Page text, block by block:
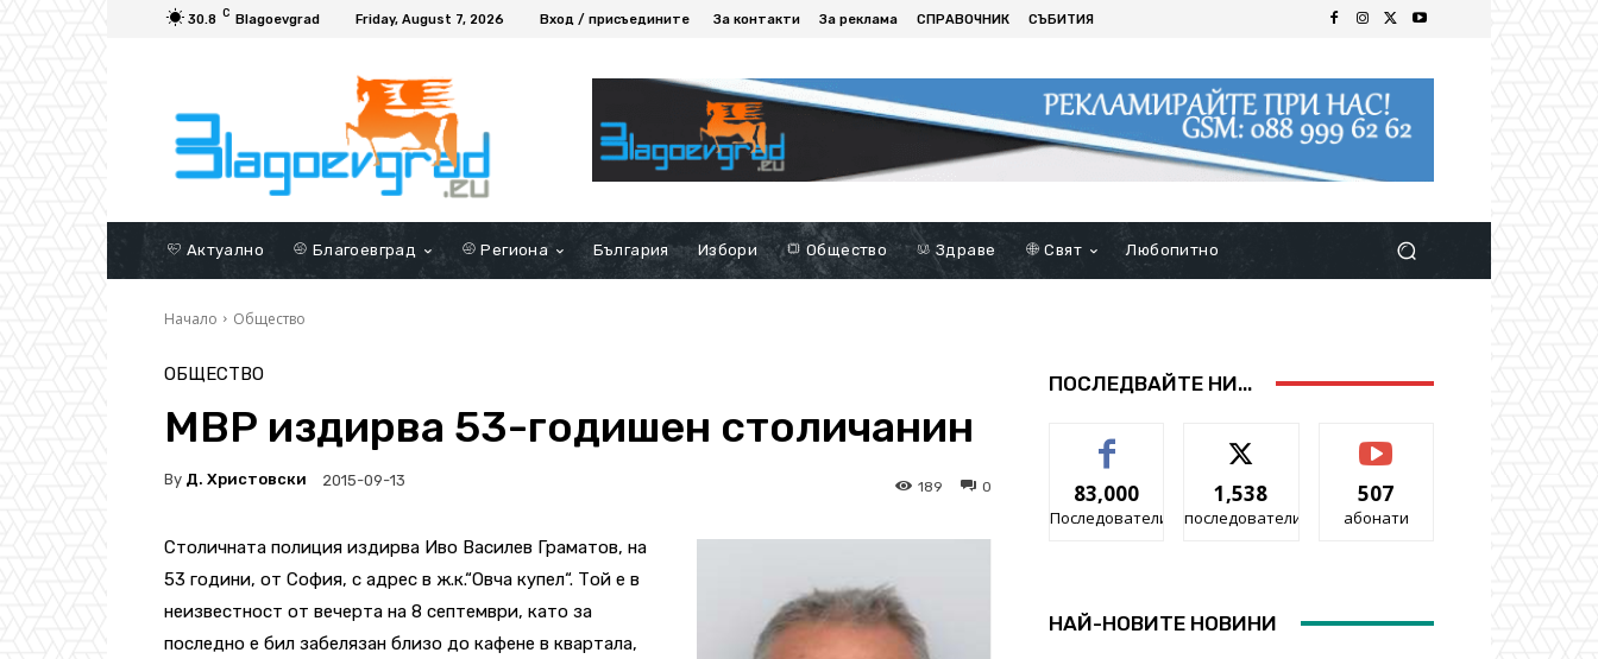
30.8 C Blagoevgrad Friday, August 7, 2026 Вход / присъедините За контакти За реклама СПРАВОЧНИК СЪБИТИЯ
Актуално Благоевград Региона България Избори Общество Здраве Свят Любопитно
Начало Общество
ОБЩЕСТВО
МВР издирва 53-годишен столичанин
By Д. Христовски 2015-09-13 0
189
Столичната полиция издирва Иво Василев Граматов, на
53 години, от София, с адрес в ж.к.“Овча купел“. Той е в
неизвестност от вечерта на 8 септември, като за
последно е бил забелязан близо до кафене в квартала,
ПОСЛЕДВАЙТЕ НИ...
83,000
Последователи
1,538
последователи
507
абонати
НАЙ-НОВИТЕ НОВИНИ